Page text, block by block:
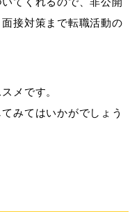
接対策まで転職活動の
メです。
みてはいかがでしょう